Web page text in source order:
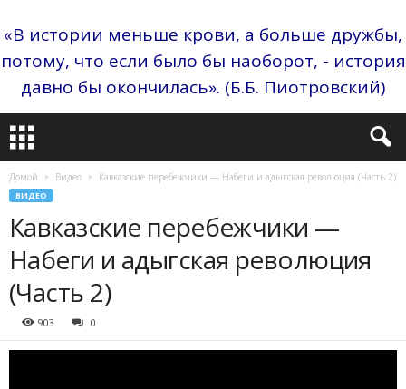
«В истории меньше крови, а больше дружбы,
потому, что если было бы наоборот, - история
давно бы окончилась». (Б.Б. Пиотровский)
Домой Видео Кавказские перебежчики — Набеги и адыгская революция (Часть 2)
ВИДЕО
Кавказские перебежчики —
Набеги и адыгская революция
(Часть 2)
903 0